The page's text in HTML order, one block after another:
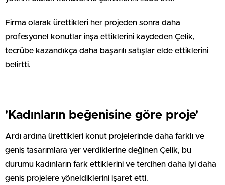
Firma olarak ürettikleri her projeden sonra daha
profesyonel konutlar inşa ettiklerini kaydeden Çelik,
tecrübe kazandıkça daha başarılı satışlar elde ettiklerini
belirtti.
'Kadınların beğenisine göre proje'
Ardı ardına ürettikleri konut projelerinde daha farklı ve
geniş tasarımlara yer verdiklerine değinen Çelik, bu
durumu kadınların fark ettiklerini ve tercihen daha iyi daha
geniş projelere yöneldiklerini işaret etti.